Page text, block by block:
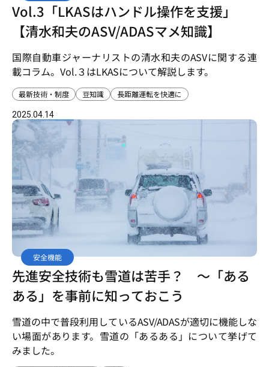
Vol.3「LKASはハンドル操作を支援」
【清水和夫のASV/ADASマメ知識】
国際自動車ジャーナリストの清水和夫のASVに関する連
載コラム。Vol.３はLKASについて解説します。
最新技術・制度 豆知識 長距離運転を快適に
2025.04.14
安全機能
先進安全技術も雪道は苦手？ ～「ある
ある」を事前に知っておこう
雪道の中で普段利用しているASV/ADASが適切に機能しな
い場面があります。雪道の「あるある」について挙げて
みました。